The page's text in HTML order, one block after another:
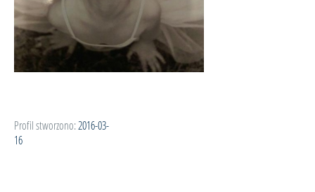
Profil stworzono: 2016-03-
16